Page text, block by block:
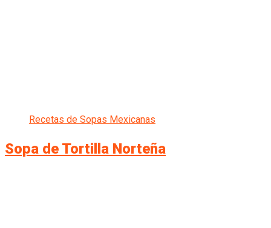
Recetas de Sopas Mexicanas
Sopa de Tortilla Norteña